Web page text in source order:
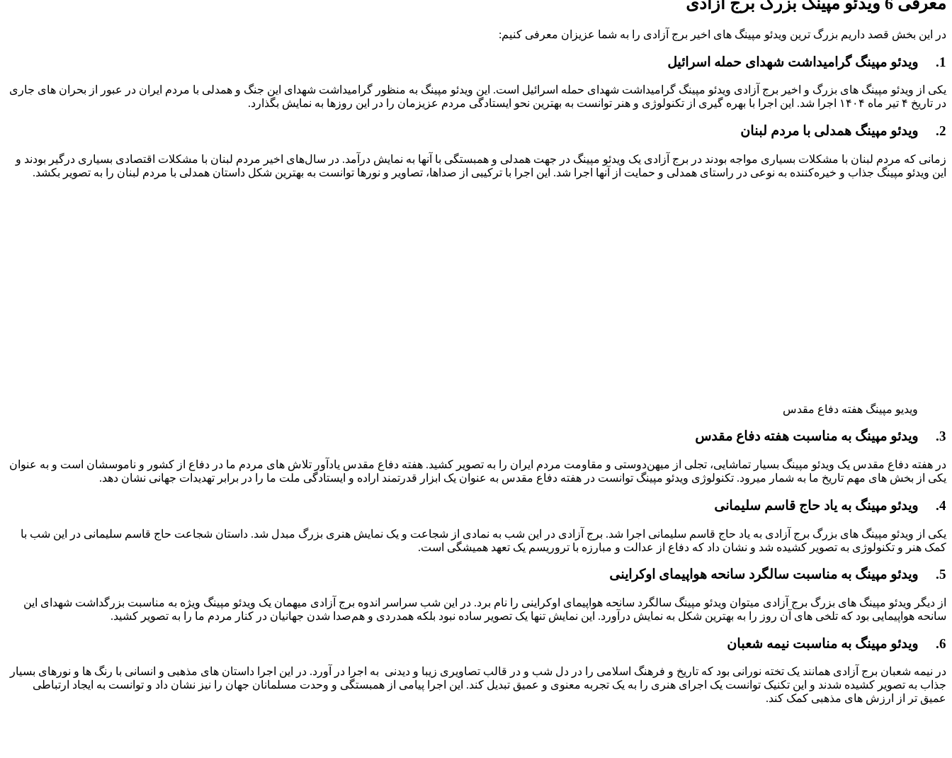
در این بخش قصد داریم بزرگ ترین ویدئو مپینگ های اخیر برج آزادی را به شما عزیزان معرفی کنیم:
1. ویدئو مپینگ گرامیداشت شهدای حمله اسرائیل
یکی از ویدئو مپینگ های بزرگ و اخیر برج آزادی ویدئو مپینگ گرامیداشت شهدای حمله اسرائیل است. این ویدئو مپینگ به منظور گرامیداشت شهدای این جنگ و همدلی با مردم ایران در عبور از بحران های جاری
در تاریخ ۴ تیر ماه ۱۴۰۴ اجرا شد. این اجرا با بهره گیری از تکنولوژی و هنر توانست به بهترین نحو ایستادگی مردم عزیزمان را در این روزها به نمایش بگذارد.
2. ویدئو مپینگ همدلی با مردم لبنان
زمانی که مردم لبنان با مشکلات بسیاری مواجه بودند در برج آزادی یک ویدئو مپینگ در جهت همدلی و همبستگی با آنها به نمایش درآمد. در سال‌های اخیر مردم لبنان با مشکلات اقتصادی بسیاری درگیر بودند و
این ویدئو مپینگ جذاب و خیره‌کننده به نوعی در راستای همدلی و حمایت از آنها اجرا شد. این اجرا با ترکیبی از صداها، تصاویر و نورها توانست به بهترین شکل داستان همدلی با مردم لبنان را به تصویر بکشد.
ویدیو مپینگ هفته دفاع مقدس
3. ویدئو مپینگ به مناسبت هفته دفاع مقدس
در هفته دفاع مقدس یک ویدئو مپینگ بسیار تماشایی، تجلی از میهن‌دوستی و مقاومت مردم ایران را به تصویر کشید. هفته دفاع مقدس یادآور تلاش های مردم ما در دفاع از کشور و ناموسشان است و به عنوان
یکی از بخش های مهم تاریخ ما به شمار میرود. تکنولوژی ویدئو مپینگ توانست در هفته دفاع مقدس به عنوان یک ابزار قدرتمند اراده و ایستادگی ملت ما را در برابر تهدیدات جهانی نشان دهد.
4. ویدئو مپینگ به یاد حاج قاسم سلیمانی
یکی از ویدئو مپینگ های بزرگ برج آزادی به یاد حاج قاسم سلیمانی اجرا شد. برج آزادی در این شب به نمادی از شجاعت و یک نمایش هنری بزرگ مبدل شد. داستان شجاعت حاج قاسم سلیمانی در این شب با
کمک هنر و تکنولوژی به تصویر کشیده شد و نشان داد که دفاع از عدالت و مبارزه با تروریسم یک تعهد همیشگی است.
5. ویدئو مپینگ به مناسبت سالگرد سانحه هواپیمای اوکراینی
از دیگر ویدئو مپینگ های بزرگ برج آزادی میتوان ویدئو مپینگ سالگرد سانحه هواپیمای اوکراینی را نام برد. در این شب سراسر اندوه برج آزادی میهمان یک ویدئو مپینگ ویژه به مناسبت بزرگداشت شهدای این
سانحه هواپیمایی بود که تلخی های آن روز را به بهترین شکل به نمایش درآورد. این نمایش تنها یک تصویر ساده نبود بلکه همدردی و هم‌صدا شدن جهانیان در کنار مردم ما را به تصویر کشید.
6. ویدئو مپینگ به مناسبت نیمه شعبان
در نیمه شعبان برج آزادی همانند یک تخته نورانی بود که تاریخ و فرهنگ اسلامی را در دل شب و در قالب تصاویری زیبا و دیدنی به اجرا در آورد. در این اجرا داستان های مذهبی و انسانی با رنگ ها و نورهای بسیار
جذاب به تصویر کشیده شدند و این تکنیک توانست یک اجرای هنری را به یک تجربه معنوی و عمیق تبدیل کند. این اجرا پیامی از همبستگی و وحدت مسلمانان جهان را نیز نشان داد و توانست به ایجاد ارتباطی
عمیق تر از ارزش های مذهبی کمک کند.